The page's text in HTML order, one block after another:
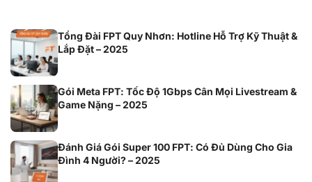
Tổng Đài FPT Quy Nhơn: Hotline Hỗ Trợ Kỹ Thuật &
Lắp Đặt – 2025
Gói Meta FPT: Tốc Độ 1Gbps Cân Mọi Livestream &
Game Nặng – 2025
Đánh Giá Gói Super 100 FPT: Có Đủ Dùng Cho Gia
Đình 4 Người? – 2025